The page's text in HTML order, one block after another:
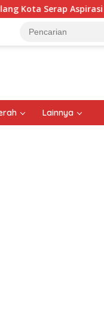
35 Komunitas Ojol:
Lainnya